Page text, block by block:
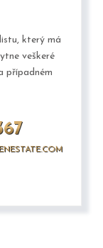
který má
veškeré
případném